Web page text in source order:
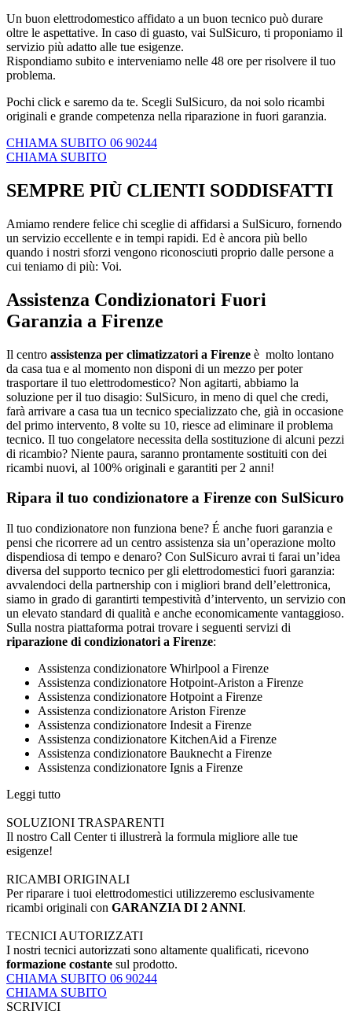
Un buon elettrodomestico affidato a un buon tecnico può durare
oltre le aspettative. In caso di guasto, vai SulSicuro, ti proponiamo il
servizio più adatto alle tue esigenze.
Rispondiamo subito e interveniamo nelle 48 ore per risolvere il tuo
problema.
Pochi click e saremo da te. Scegli SulSicuro, da noi solo ricambi
originali e grande competenza nella riparazione in fuori garanzia.
CHIAMA SUBITO 06 90244
CHIAMA SUBITO
SEMPRE PIÙ CLIENTI SODDISFATTI
Amiamo rendere felice chi sceglie di affidarsi a SulSicuro, fornendo
un servizio eccellente e in tempi rapidi. Ed è ancora più bello
quando i nostri sforzi vengono riconosciuti proprio dalle persone a
cui teniamo di più: Voi.
Assistenza Condizionatori Fuori
Garanzia a Firenze
Il centro assistenza per climatizzatori a Firenze è molto lontano
da casa tua e al momento non disponi di un mezzo per poter
trasportare il tuo elettrodomestico? Non agitarti, abbiamo la
soluzione per il tuo disagio: SulSicuro, in meno di quel che credi,
farà arrivare a casa tua un tecnico specializzato che, già in occasione
del primo intervento, 8 volte su 10, riesce ad eliminare il problema
tecnico. Il tuo congelatore necessita della sostituzione di alcuni pezzi
di ricambio? Niente paura, saranno prontamente sostituiti con dei
ricambi nuovi, al 100% originali e garantiti per 2 anni!
Ripara il tuo condizionatore a Firenze con SulSicuro
Il tuo condizionatore non funziona bene? É anche fuori garanzia e
pensi che ricorrere ad un centro assistenza sia un’operazione molto
dispendiosa di tempo e denaro? Con SulSicuro avrai ti farai un’idea
diversa del supporto tecnico per gli elettrodomestici fuori garanzia:
avvalendoci della partnership con i migliori brand dell’elettronica,
siamo in grado di garantirti tempestività d’intervento, un servizio con
un elevato standard di qualità e anche economicamente vantaggioso.
Sulla nostra piattaforma potrai trovare i seguenti servizi di
riparazione di condizionatori a Firenze:
Assistenza condizionatore Whirlpool a Firenze
Assistenza condizionatore Hotpoint-Ariston a Firenze
Assistenza condizionatore Hotpoint a Firenze
Assistenza condizionatore Ariston Firenze
Assistenza condizionatore Indesit a Firenze
Assistenza condizionatore KitchenAid a Firenze
Assistenza condizionatore Bauknecht a Firenze
Assistenza condizionatore Ignis a Firenze
Leggi tutto
SOLUZIONI TRASPARENTI
Il nostro Call Center ti illustrerà la formula migliore alle tue
esigenze!
RICAMBI ORIGINALI
Per riparare i tuoi elettrodomestici utilizzeremo esclusivamente
ricambi originali con GARANZIA DI 2 ANNI.
TECNICI AUTORIZZATI
I nostri tecnici autorizzati sono altamente qualificati, ricevono
formazione costante sul prodotto.
CHIAMA SUBITO 06 90244
CHIAMA SUBITO
SCRIVICI